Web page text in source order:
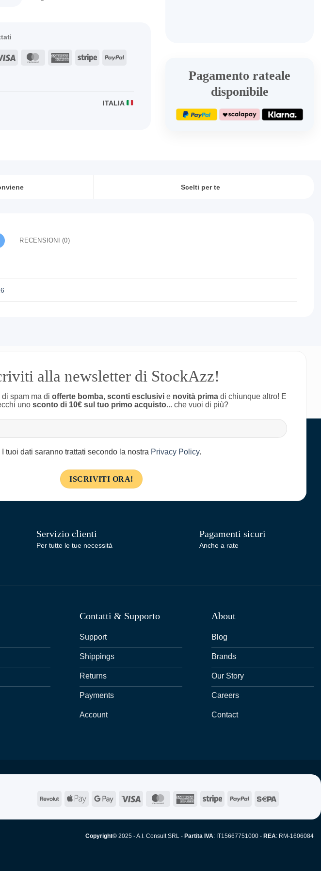
Visa MasterCardAmericanStripe PayPal
ITALIA
Pagamento rateale
disponibile
Scelti per te
RECENSIONI (0)
alla newsletter di StockAzz!
spam ma di offerte bomba, sconti esclusivie novità primadi chiunque altro! E
uno sconto di 10€ sul tuo primo acquisto... che vuoi di più?
I tuoi dati saranno trattati secondo la nostra Privacy Policy.
Servizio clienti
Per tutte le tue necessità
Pagamenti sicuri
Anche a rate
Contatti & Supporto
Support
Shippings
Returns
Payments
Account
About
Blog
Brands
Our Story
Careers
Contact
RevolutApple
Google
Visa MasterCardAmericanStripe PayPal
Copyright© 2025 - A.I. Consult SRL - Partita IVA: IT15667751000 - REA: RM-1606084